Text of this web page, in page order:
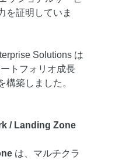
を証明していま
Solutions は
トフォリオ成長
構築しました。
/ Landing Zone
は、マルチクラ